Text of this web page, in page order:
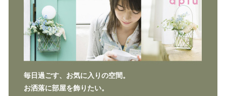
毎日過ごす、お気に入りの空間。
お洒落に部屋を飾りたい。